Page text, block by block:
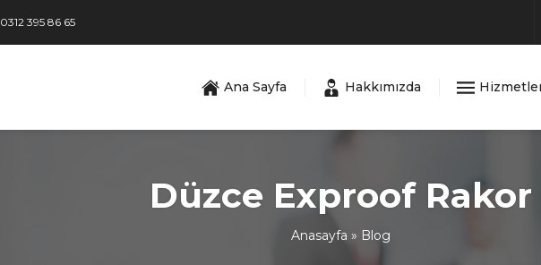
0312 395 86 65
Ana Sayfa Hakkımızda
Düzce Exproof Rakor
Anasayfa » Blog